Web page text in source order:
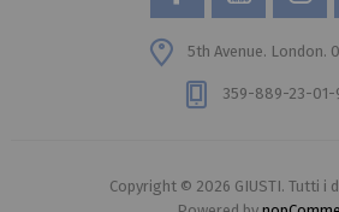
5th Avenue. London.
359-889-23-01-
Copyright © 2026 GIUSTI. Tutti i